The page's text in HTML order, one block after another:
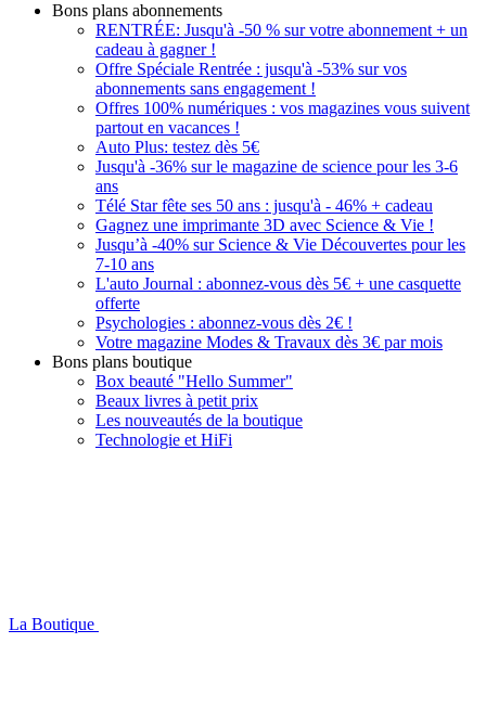
Bons plans abonnements
RENTRÉE: Jusqu'à -50 % sur votre abonnement + un
cadeau à gagner !
Offre Spéciale Rentrée : jusqu'à -53% sur vos
abonnements sans engagement !
Offres 100% numériques : vos magazines vous suivent
partout en vacances !
Auto Plus: testez dès 5€
Jusqu'à -36% sur le magazine de science pour les 3-6
ans
Télé Star fête ses 50 ans : jusqu'à - 46% + cadeau
Gagnez une imprimante 3D avec Science & Vie !
Jusqu’à -40% sur Science & Vie Découvertes pour les
7-10 ans
L'auto Journal : abonnez-vous dès 5€ + une casquette
offerte
Psychologies : abonnez-vous dès 2€ !
Votre magazine Modes & Travaux dès 3€ par mois
Bons plans boutique
Box beauté "Hello Summer"
Beaux livres à petit prix
Les nouveautés de la boutique
Technologie et HiFi
La Boutique